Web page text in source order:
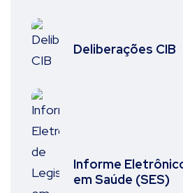
Deliberações CIB
Informe
em Saúde (SES)